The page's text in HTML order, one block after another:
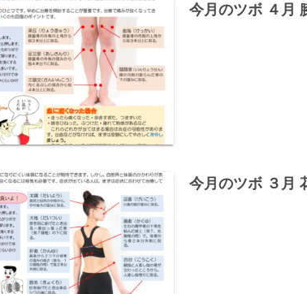
今月のツボ ４月
今月のツボ ３月